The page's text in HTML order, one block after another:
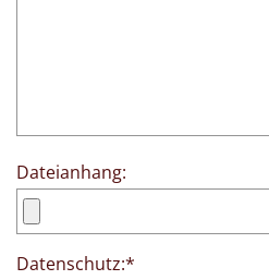
Dateianhang:
Datenschutz:*